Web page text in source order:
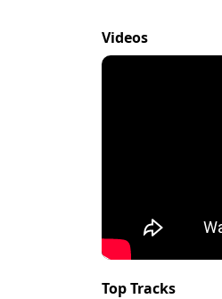
Videos
Top Tracks